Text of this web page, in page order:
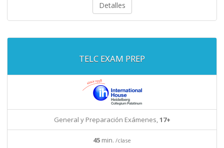
Detalles
TELC EXAM PREP
General y Preparación Exámenes,17+
45 min. /clase